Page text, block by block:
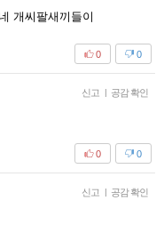
개씨팔새끼들이
0
0
신고 | 공감 확인
0
0
신고 | 공감 확인